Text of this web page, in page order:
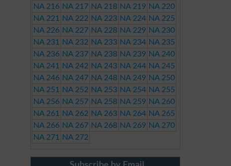
NA 216 NA 217 NA 218 NA 219 NA 220
NA 221
NA 222 NA 223 NA 224 NA 225
NA 226 NA 227 NA 228 NA 229 NA 230
NA 231
NA 232 NA 233 NA 234 NA 235
NA 236 NA 237 NA 238 NA 239 NA 240
NA 241
NA 242 NA 243 NA 244 NA 245
NA 246 NA 247 NA 248 NA 249 NA 250
NA 251
NA 252 NA 253 NA 254 NA 255
NA 256 NA 257 NA 258 NA 259 NA 260
NA 261
NA 262 NA 263 NA 264 NA 265
NA 266 NA 267 NA 268 NA 269 NA 270
NA 271
NA 272